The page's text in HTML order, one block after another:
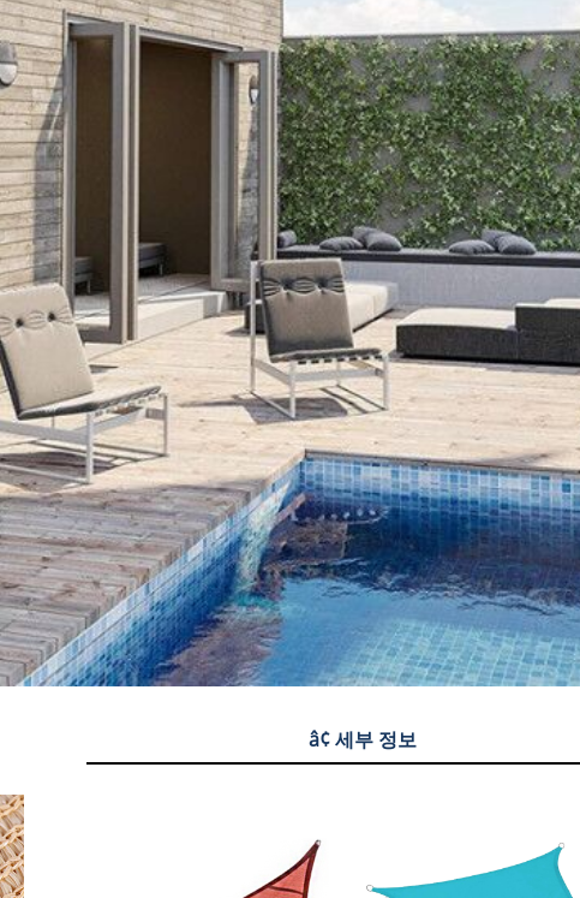
â¢ 세부 정보